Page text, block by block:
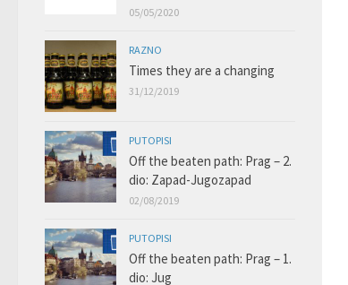
05/05/2020
RAZNO
Times they are a changing
31/12/2019
PUTOPISI
Off the beaten path: Prag – 2.
dio: Zapad-Jugozapad
02/08/2019
PUTOPISI
Off the beaten path: Prag – 1.
dio: Jug